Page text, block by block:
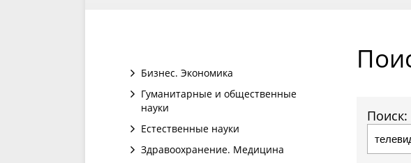
Бизнес. Экономика
Гуманитарные и общественные
науки
Естественные науки
Здравоохранение. Медицина
Поиск: